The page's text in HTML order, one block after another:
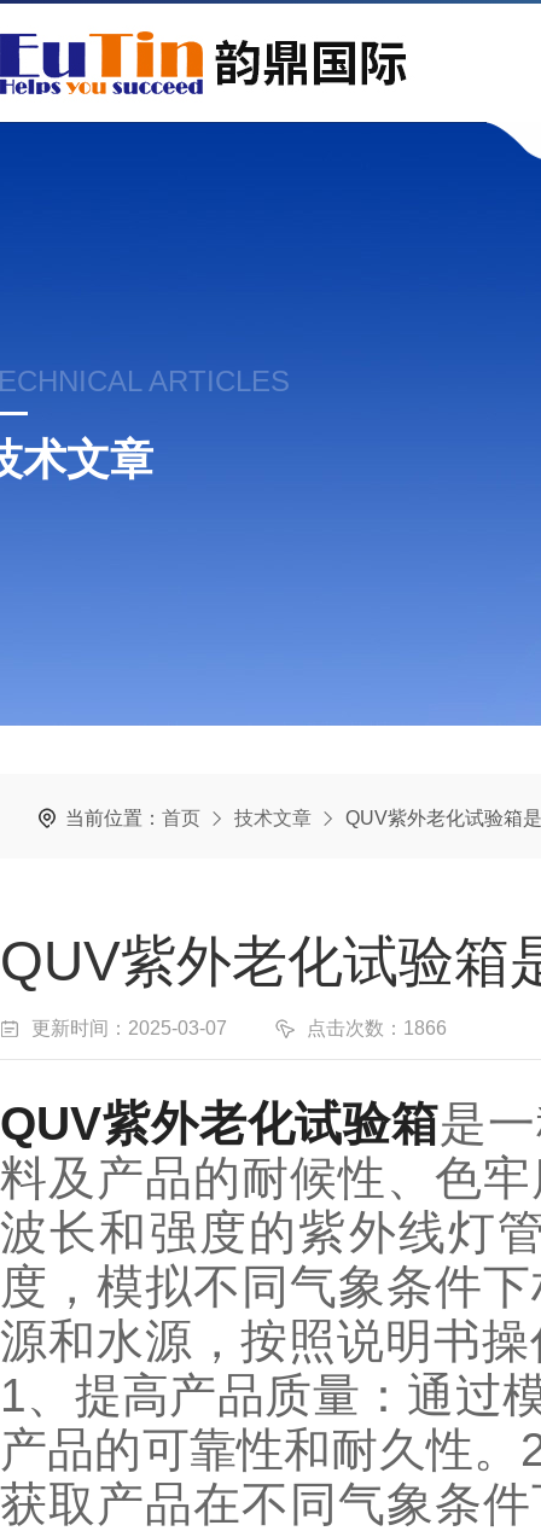
ARTICLES
术文章
当前位置： 首页 技术文章 QUV紫外老化试验箱
QUV紫外老化试验箱
更新时间：2025-03-07 点击次数：1866
QUV紫外老化试验箱是
料及产品的耐候性、色
波长和强度的紫外线灯
度，模拟不同气象条件
源和水源，按照说明书
1、提高产品质量：通过
产品的可靠性和耐久性。
获取产品在不同气象条